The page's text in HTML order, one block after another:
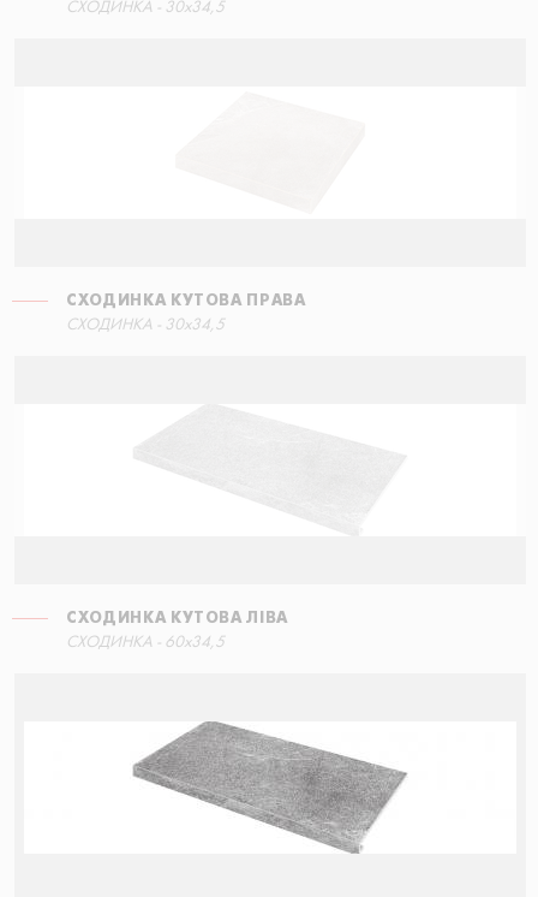
СХОДИНКА - 30x34,5
СХОДИНКА КУТОВА ПРАВА
СХОДИНКА - 30x34,5
СХОДИНКА КУТОВА ЛІВА
СХОДИНКА - 60x34,5
90x34,5